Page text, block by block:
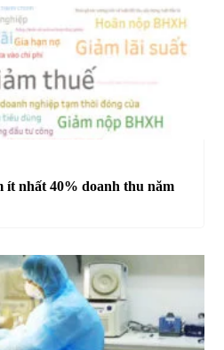
ít nhất 40% doanh thu năm